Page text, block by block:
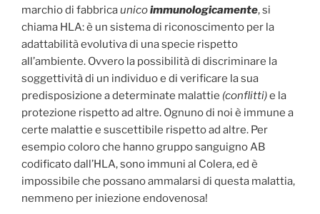
marchio di fabbricaunicoimmunologicamente, si
chiama HLA: è un sistema di riconoscimento per la
adattabilità evolutiva di una specie rispetto
all’ambiente. Ovvero la possibilità di discriminare la
soggettività di un individuo e di verificare la sua
predisposizione a determinate malattie (conflitti)e la
protezione rispetto ad altre. Ognuno di noi è immune a
certe malattie e suscettibile rispetto ad altre. Per
esempio coloro che hanno gruppo sanguigno AB
codificato dall’HLA, sono immuni al Colera, ed è
impossibile che possano ammalarsi di questa malattia,
nemmeno per iniezione endovenosa!